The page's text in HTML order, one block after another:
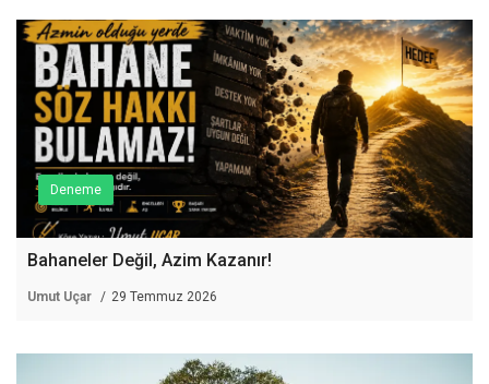
Deneme
Bahaneler Değil, Azim Kazanır!
Umut Uçar 29 Temmuz 2026